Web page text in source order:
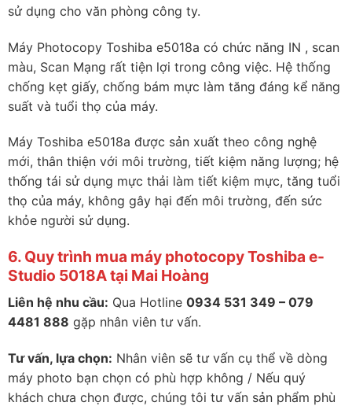
sử dụng cho văn phòng công ty.
Máy Photocopy Toshiba e5018a có chức năng IN , scan
màu, Scan Mạng rất tiện lợi trong công việc. Hệ thống
chống kẹt giấy, chống bám mực làm tăng đáng kể năng
suất và tuổi thọ của máy.
Máy Toshiba e5018a được sản xuất theo công nghệ
mới, thân thiện với môi trường, tiết kiệm năng lượng; hệ
thống tái sử dụng mực thải làm tiết kiệm mực, tăng tuổi
thọ của máy, không gây hại đến môi trường, đến sức
khỏe người sử dụng.
6. Quy trình mua máy photocopy Toshiba e-
Studio 5018A tại Mai Hoàng
Liên hệ nhu cầu: Qua Hotline 0934 531 349 – 079
4481 888 gặp nhân viên tư vấn.
Tư vấn, lựa chọn: Nhân viên sẽ tư vấn cụ thể về dòng
máy photo bạn chọn có phù hợp không / Nếu quý
khách chưa chọn được, chúng tôi tư vấn sản phẩm phù